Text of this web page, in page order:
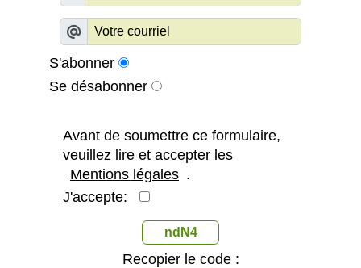
S'abonner
Se désabonner
Avant de soumettre ce formulaire,
veuillez lire et accepter les
Mentions légales .
J'accepte:
ndN4
Recopier le code :